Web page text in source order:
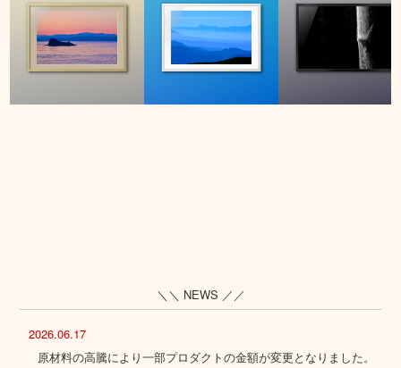
＼＼ NEWS ／／
2026.06.17
原材料の高騰により一部プロダクトの金額が変更となりました。